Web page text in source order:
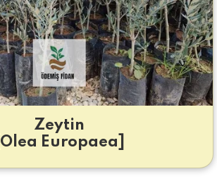
Zeytin
[Olea Europaea]